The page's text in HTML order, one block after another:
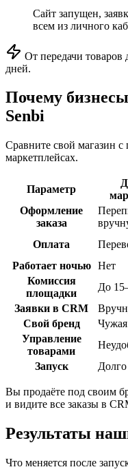
Сайт запущен,
всем из личного
От передачи
дней.
Почему
Senbi
Сравните свой магазин
маркетплейсах.
Параметр
Оформление
заказа
Оплата
Работает ночью
Нет
Комиссия
площадки
До
Заявки в CRM
Свой бренд
Управление
товарами
Запуск
Вы продаёте под своим
и видите все заказы в
Результаты
Что меняется после